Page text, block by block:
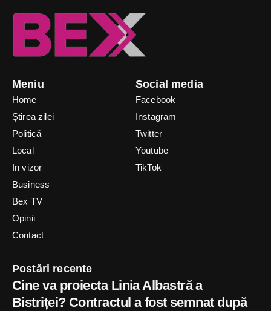
Meniu
Home
Știrea zilei
Politică
Local
In vizor
Business
Bex TV
Opinii
Contact
Social media
Facebook
Instagram
Twitter
Youtube
TikTok
Postări recente
Cine va proiecta Linia Albastră a
Bistriței? Contractul a fost semnat după